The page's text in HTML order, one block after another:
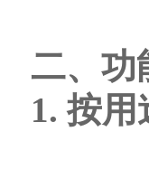
二、功
1. 按